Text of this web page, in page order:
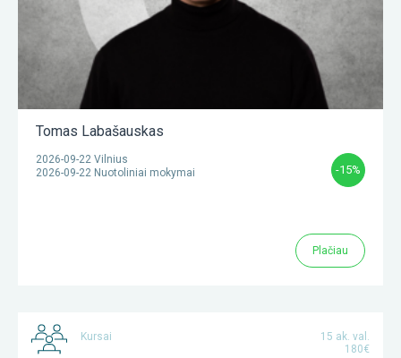
Tomas Labašauskas
2026-09-22 Vilnius
2026-09-22 Nuotoliniai mokymai
-15%
Plačiau
Kursai
15 ak. val.
180€